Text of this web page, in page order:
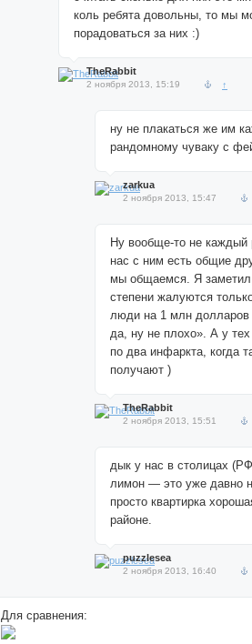
коль ребята довольны, то мы
порадоваться за них :)
TheRabbit
2 ноября 2013, 15:19 ↑
ну не плакаться же им
рандомному чуваку с
zarkua
2 ноября 2013, 15:47
Ну вообще-то не
нас с ним есть общие
мы общаемся. Я
степени жалуются
люди на 1 млн долларов
да, ну не плохо». А у
по два инфаркта, когда
получают )
TheRabbit
2 ноября 2013, 15:51
дык у нас в столицах
лимон — это уже давно
просто квартирка
районе.
puzzlesea
2 ноября 2013, 16:40
Для сравнения: